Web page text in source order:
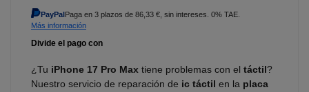
PayPalPaga en 3 plazos de 86,33 €, sin intereses. 0% TAE.
Más información
¿Tu iPhone 17 Pro Max tiene problemas con el táctil?
Nuestro servicio de reparación de ic táctil en la placa